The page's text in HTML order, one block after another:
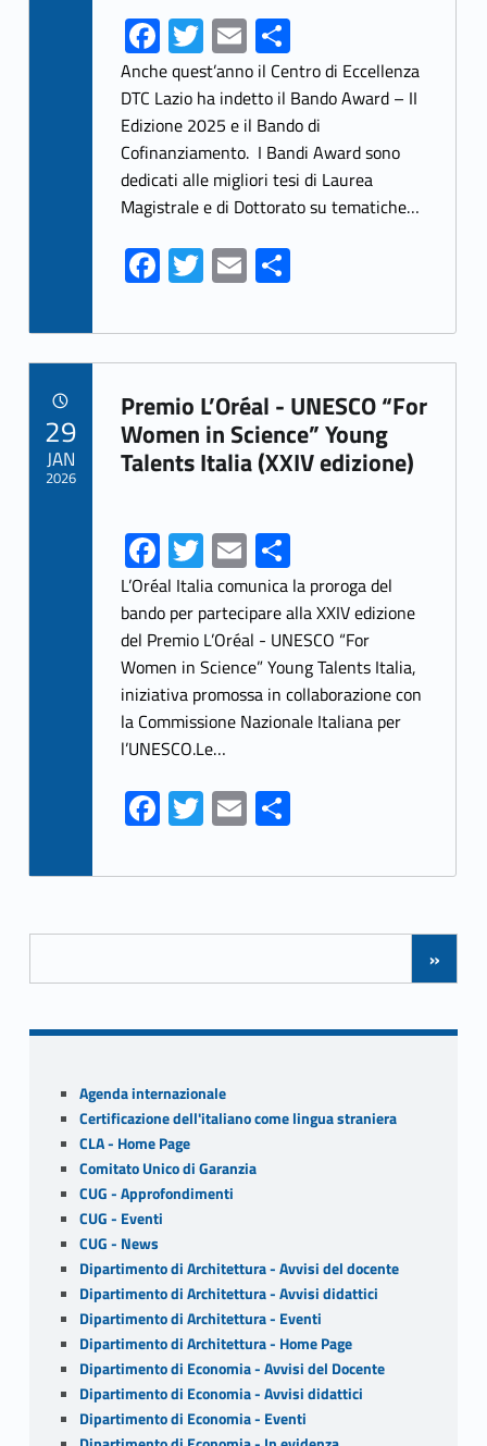
Fa
ce
b
o
o
k
T
w
itt
er
E
m
ai
l
S
h
ar
e
Anche quest’anno il Centro di Eccellenza
DTC Lazio ha indetto il Bando Award – II
Edizione 2025 e il Bando di
Cofinanziamento. I Bandi Award sono
dedicati alle migliori tesi di Laurea
Magistrale e di Dottorato su tematiche…
Fa
ce
b
o
o
k
T
w
itt
er
E
m
ai
l
S
ar
e
Link identifier archive #link-archive-32710
Premio L’Oréal - UNESCO “For
Women in Science” Young
Talents Italia (XXIV edizione)
Fa
ce
b
o
o
k
T
w
itt
er
E
m
ai
l
S
h
ar
e
L’Oréal Italia comunica la proroga del
bando per partecipare alla XXIV edizione
del Premio L’Oréal - UNESCO “For
Women in Science” Young Talents Italia,
iniziativa promossa in collaborazione con
la Commissione Nazionale Italiana per
l’UNESCO.Le…
Fa
ce
b
o
k
T
w
itt
E
m
ai
S
ar
29
JAN
2026
Posts Navigation
»
Sidebar
Agenda internazionale
Certificazione dell'italiano come lingua straniera
CLA - Home Page
Comitato Unico di Garanzia
CUG - Approfondimenti
CUG - Eventi
CUG - News
Dipartimento di Architettura - Avvisi del docente
Dipartimento di Architettura - Avvisi didattici
Dipartimento di Architettura - Eventi
Dipartimento di Architettura - Home Page
Dipartimento di Economia - Avvisi del Docente
Dipartimento di Economia - Avvisi didattici
Dipartimento di Economia - Eventi